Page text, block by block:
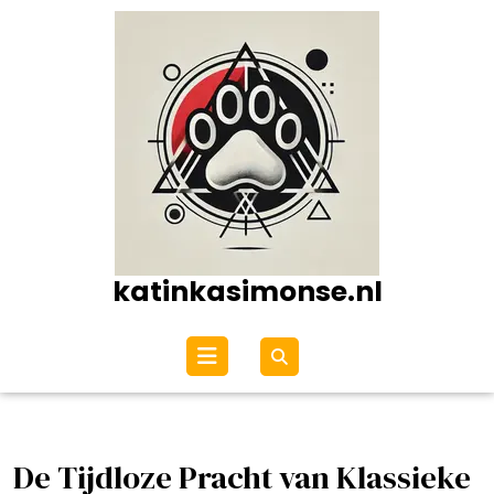
katinkasimonse.nl
Open
menu
De Tijdloze Pracht van Klassieke